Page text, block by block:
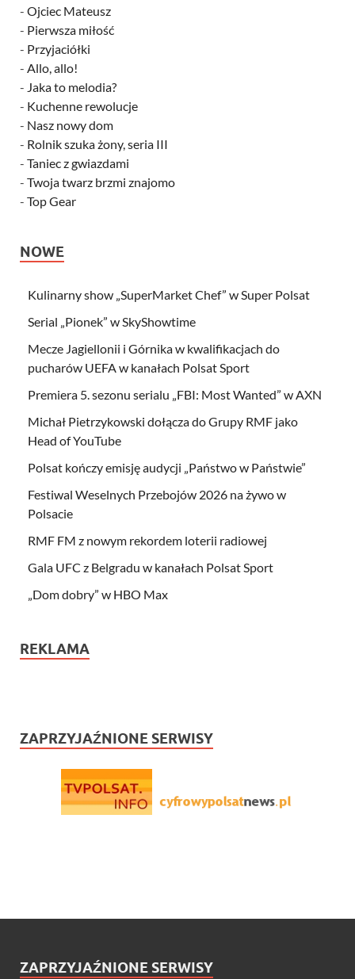
- Ojciec Mateusz
- Pierwsza miłość
- Przyjaciółki
- Allo, allo!
- Jaka to melodia?
- Kuchenne rewolucje
- Nasz nowy dom
- Rolnik szuka żony, seria III
- Taniec z gwiazdami
- Twoja twarz brzmi znajomo
- Top Gear
NOWE
Kulinarny show „SuperMarket Chef” w Super Polsat
Serial „Pionek” w SkyShowtime
Mecze Jagiellonii i Górnika w kwalifikacjach do
pucharów UEFA w kanałach Polsat Sport
Premiera 5. sezonu serialu „FBI: Most Wanted” w AXN
Michał Pietrzykowski dołącza do Grupy RMF jako
Head of YouTube
Polsat kończy emisję audycji „Państwo w Państwie”
Festiwal Weselnych Przebojów 2026 na żywo w
Polsacie
RMF FM z nowym rekordem loterii radiowej
Gala UFC z Belgradu w kanałach Polsat Sport
„Dom dobry” w HBO Max
REKLAMA
ZAPRZYJAŹNIONE SERWISY
ZAPRZYJAŹNIONE SERWISY